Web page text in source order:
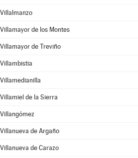
Villalmanzo
Villamayor de los Montes
Villamayor de Treviño
Villambistia
Villamedianilla
Villamiel de la Sierra
Villangómez
Villanueva de Argaño
Villanueva de Carazo